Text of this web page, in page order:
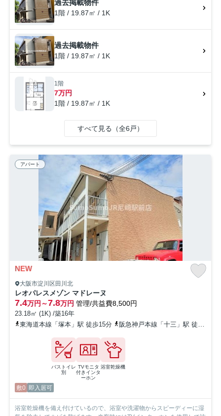
過去掲載物件
1階 / 19.87㎡ / 1K
過去掲載物件
1階 / 19.87㎡ / 1K
1階
7万円
1階 / 19.87㎡ / 1K
すべて見る（全6戸）
アパート
NEW
大阪市淀川区田川北
レオパレスメゾン マドレーヌ
7.4万円～7.8万円 管理/共益費8,500円
23.18㎡ (1K) /築16年
東海道本線「塚本」駅 徒歩15分
阪急神戸本線「十三」駅 徒歩19分
バストイレ
別
TVモニタ
付きインタ
ーホン
浴室乾燥機
敷0 即入居可
浴室乾燥機を備え付けているので、浴室や洗濯物からスピーディーに湿